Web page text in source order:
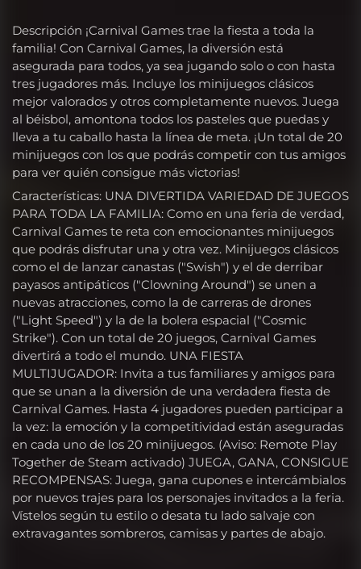
Descripción ¡Carnival Games trae la fiesta a toda la
familia! Con Carnival Games, la diversión está
asegurada para todos, ya sea jugando solo o con hasta
tres jugadores más. Incluye los minijuegos clásicos
mejor valorados y otros completamente nuevos. Juega
al béisbol, amontona todos los pasteles que puedas y
lleva a tu caballo hasta la línea de meta. ¡Un total de 20
minijuegos con los que podrás competir con tus amigos
para ver quién consigue más victorias!
Características: UNA DIVERTIDA VARIEDAD DE JUEGOS
PARA TODA LA FAMILIA: Como en una feria de verdad,
Carnival Games te reta con emocionantes minijuegos
que podrás disfrutar una y otra vez. Minijuegos clásicos
como el de lanzar canastas ("Swish") y el de derribar
payasos antipáticos ("Clowning Around") se unen a
nuevas atracciones, como la de carreras de drones
("Light Speed") y la de la bolera espacial ("Cosmic
Strike"). Con un total de 20 juegos, Carnival Games
divertirá a todo el mundo. UNA FIESTA
MULTIJUGADOR: Invita a tus familiares y amigos para
que se unan a la diversión de una verdadera fiesta de
Carnival Games. Hasta 4 jugadores pueden participar a
la vez: la emoción y la competitividad están aseguradas
en cada uno de los 20 minijuegos. (Aviso: Remote Play
Together de Steam activado) JUEGA, GANA, CONSIGUE
RECOMPENSAS: Juega, gana cupones e intercámbialos
por nuevos trajes para los personajes invitados a la feria.
Vístelos según tu estilo o desata tu lado salvaje con
extravagantes sombreros, camisas y partes de abajo.